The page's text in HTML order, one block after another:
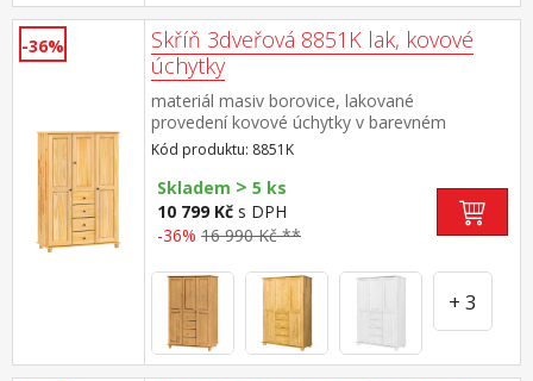
-36%
Skříň 3dveřová 8851K lak, kovové
úchytky
materiál masiv borovice, lakované
provedení kovové úchytky v barevném
provedení černěná mosaz čtyři zásuvky s
kovovými pojezdy v levé části dvě šatní tyče,
ve střední části 1 police a v pravé části 3
police doporučený nástavec 8864K
Kód produktu: 8851K
Skladem > 5 ks
10 799 Kč s DPH
-36% 16 990 Kč **
+ 3